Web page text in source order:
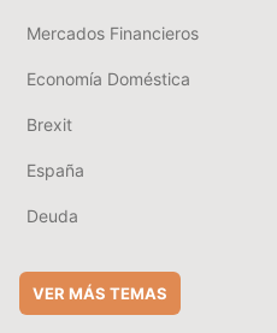
Mercados Financieros
Economía Doméstica
Brexit
España
Deuda
VER MÁS TEMAS